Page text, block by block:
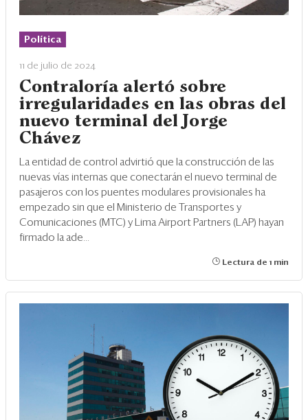
Blogs
Ranking CEO
Edición Impresa
Política
11 de julio de 2024
Contraloría alertó sobre
irregularidades en las obras del
nuevo terminal del Jorge
Chávez
La entidad de control advirtió que la construcción de las
nuevas vías internas que conectarán el nuevo terminal de
pasajeros con los puentes modulares provisionales ha
empezado sin que el Ministerio de Transportes y
Comunicaciones (MTC) y Lima Airport Partners (LAP) hayan
firmado la ade...
Lectura de 1 min